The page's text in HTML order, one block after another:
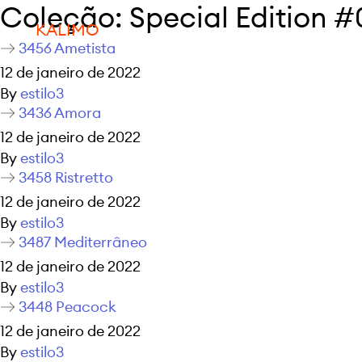
KALIMO
Coleção: Special Edition
3456 Ametista
12 de janeiro de 2022
Byestilo3
3436 Amora
12 de janeiro de 2022
Byestilo3
3458 Ristretto
12 de janeiro de 2022
Byestilo3
3487 Mediterrâneo
12 de janeiro de 2022
Byestilo3
3448 Peacock
12 de janeiro de 2022
Byestilo3